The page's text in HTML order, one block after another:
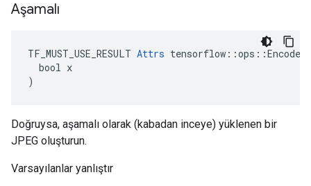
Aşamalı
TF_MUST_USE_RESULT Attrs
  bool x
)
Doğruysa, aşamalı olarak (kabadan inceye) yüklenen bir
JPEG oluşturun.
Varsayılanlar yanlıştır